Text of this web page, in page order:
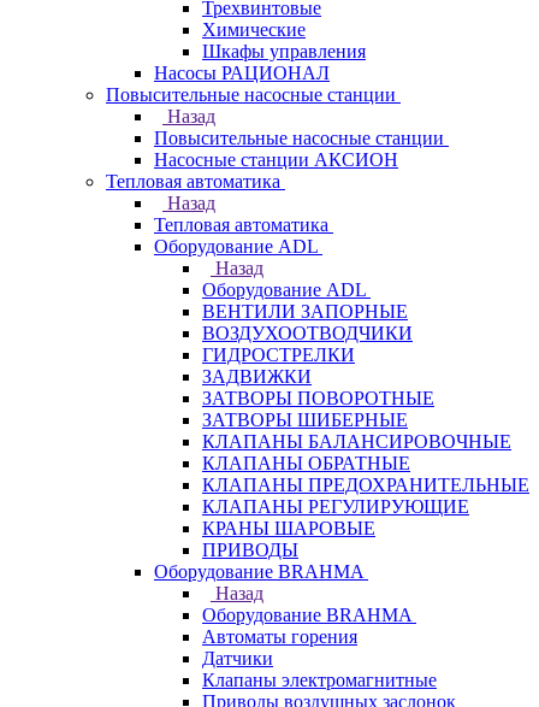
Трехвинтовые
Химические
Шкафы управления
Насосы РАЦИОНАЛ
Повысительные насосные станции
Назад
Повысительные насосные станции
Насосные станции АКСИОН
Тепловая автоматика
Назад
Тепловая автоматика
Оборудование ADL
Назад
Оборудование ADL
ВЕНТИЛИ ЗАПОРНЫЕ
ВОЗДУХООТВОДЧИКИ
ГИДРОСТРЕЛКИ
ЗАДВИЖКИ
ЗАТВОРЫ ПОВОРОТНЫЕ
ЗАТВОРЫ ШИБЕРНЫЕ
КЛАПАНЫ БАЛАНСИРОВОЧНЫЕ
КЛАПАНЫ ОБРАТНЫЕ
КЛАПАНЫ ПРЕДОХРАНИТЕЛЬНЫЕ
КЛАПАНЫ РЕГУЛИРУЮЩИЕ
КРАНЫ ШАРОВЫЕ
ПРИВОДЫ
Оборудование BRAHMA
Назад
Оборудование BRAHMA
Автоматы горения
Датчики
Клапаны электромагнитные
Приводы воздушных заслонок